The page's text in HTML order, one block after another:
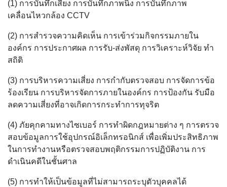
(1) การบันทึกเสียง การบันทึกภาพนิ่ง การบันทึกภาพ
เคลื่อนไหวกล้อง CCTV
(2) การสำรวจความคิดเห็น การเข้าร่วมกิจกรรมภายใน
องค์กร การประกาศผล การรับ-ส่งพัสดุ การวิเคราะห์วิจัย ทำ
สถิติ
(3) การบริหารความเสี่ยง การกำกับตรวจสอบ การจัดการข้อ
ร้องเรียน การบริหารจัดการภายในองค์กร การป้องกัน รับมือ
ลดความเสี่ยงที่อาจเกิดการกระทำการทุจริต
(4) ภัยคุกคามทางไซเบอร์ การทำผิดกฎหมายต่าง ๆ การตรวจ
สอบข้อมูลการใช้อุปกรณ์อิเล็กทรอนิกส์ เพื่อเพิ่มประสิทธิภาพ
ในการทำงานหรือตรวจสอบพฤติกรรมการปฏิบัติงาน การ
ดำเนินคดีในชั้นศาล
(5) การทำให้เป็นข้อมูลที่ไม่สามารถระบุตัวบุคคลได้